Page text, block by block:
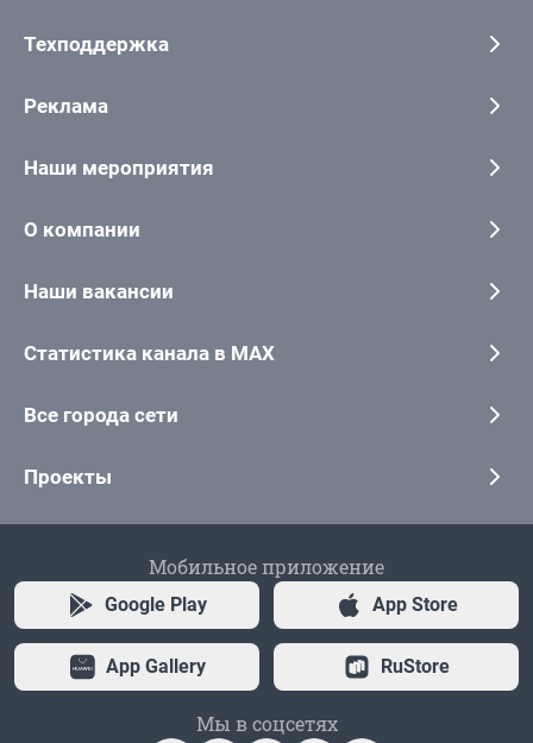
Техподдержка
Реклама
Наши мероприятия
О компании
Наши вакансии
Статистика канала в MAX
Все города сети
Проекты
Мобильное приложение
Google Play App Store
App Gallery RuStore
Мы в соцсетях